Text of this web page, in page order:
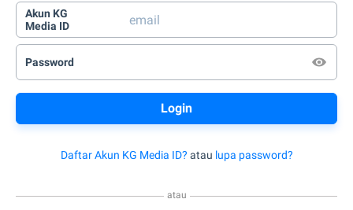
Akun KG
Media ID
Password
Daftar Akun KG Media ID? atau lupa password?
atau